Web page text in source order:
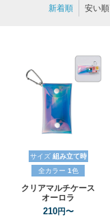
新着順 安い順
サイズ 組み立て時
全カラー 1色
クリアマルチケース
オーロラ
210円〜